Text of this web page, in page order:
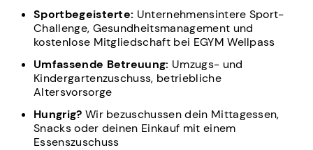
Sportbegeisterte: Unternehmensintere Sport-
Challenge, Gesundheitsmanagement und
kostenlose Mitgliedschaft bei EGYM Wellpass
Umfassende Betreuung: Umzugs- und
Kindergartenzuschuss, betriebliche
Altersvorsorge
Hungrig? Wir bezuschussen dein Mittagessen,
Snacks oder deinen Einkauf mit einem
Essenszuschuss